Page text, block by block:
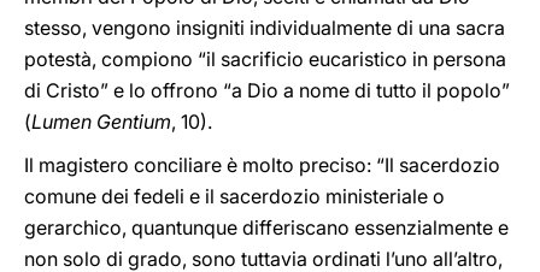
stesso, vengono insigniti individualmente di una sacra
potestà, compiono “il sacrificio eucaristico in persona
di Cristo” e lo offrono “a Dio a nome di tutto il popolo”
(Lumen Gentium, 10).
Il magistero conciliare è molto preciso: “Il sacerdozio
comune dei fedeli e il sacerdozio ministeriale o
gerarchico, quantunque differiscano essenzialmente e
non solo di grado, sono tuttavia ordinati l’uno all’altro,